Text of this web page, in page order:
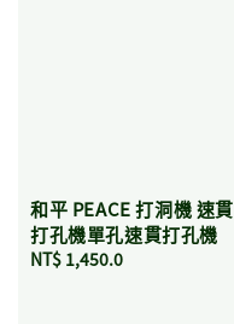
和平 PEACE 打洞機 速貫
打孔機單孔速貫打孔機
Regular
NT$ 1,450.0